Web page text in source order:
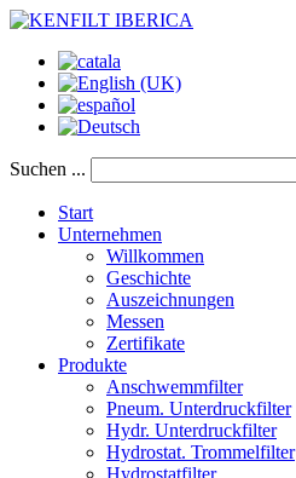
Suchen ...
Start
Unternehmen
Willkommen
Geschichte
Auszeichnungen
Messen
Zertifikate
Produkte
Anschwemmfilter
Pneum. Unterdruckfilter
Hydr. Unterdruckfilter
Hydrostat. Trommelfilter
Hydrostatfilter